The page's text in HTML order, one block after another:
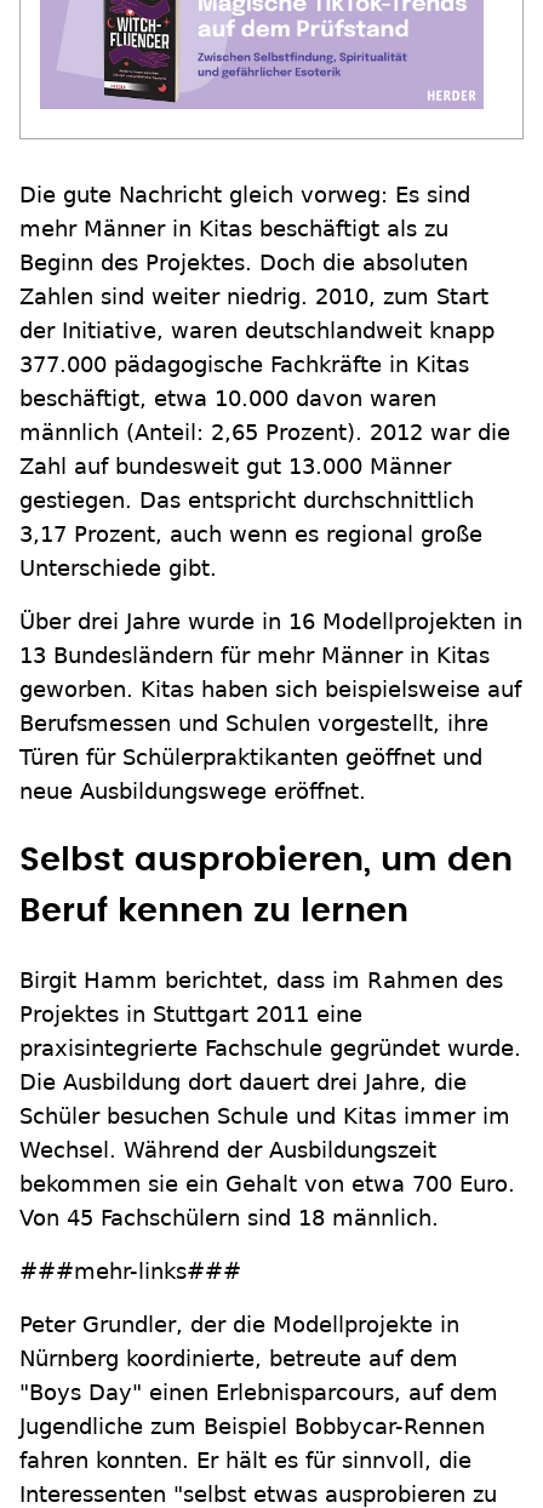
Die gute Nachricht gleich vorweg: Es sind
mehr Männer in Kitas beschäftigt als zu
Beginn des Projektes. Doch die absoluten
Zahlen sind weiter niedrig. 2010, zum Start
der Initiative, waren deutschlandweit knapp
377.000 pädagogische Fachkräfte in Kitas
beschäftigt, etwa 10.000 davon waren
männlich (Anteil: 2,65 Prozent). 2012 war die
Zahl auf bundesweit gut 13.000 Männer
gestiegen. Das entspricht durchschnittlich
3,17 Prozent, auch wenn es regional große
Unterschiede gibt.
Über drei Jahre wurde in 16 Modellprojekten in
13 Bundesländern für mehr Männer in Kitas
geworben. Kitas haben sich beispielsweise auf
Berufsmessen und Schulen vorgestellt, ihre
Türen für Schülerpraktikanten geöffnet und
neue Ausbildungswege eröffnet.
Selbst ausprobieren, um den
Beruf kennen zu lernen
Birgit Hamm berichtet, dass im Rahmen des
Projektes in Stuttgart 2011 eine
praxisintegrierte Fachschule gegründet wurde.
Die Ausbildung dort dauert drei Jahre, die
Schüler besuchen Schule und Kitas immer im
Wechsel. Während der Ausbildungszeit
bekommen sie ein Gehalt von etwa 700 Euro.
Von 45 Fachschülern sind 18 männlich.
###mehr-links###
Peter Grundler, der die Modellprojekte in
Nürnberg koordinierte, betreute auf dem
"Boys Day" einen Erlebnisparcours, auf dem
Jugendliche zum Beispiel Bobbycar-Rennen
fahren konnten. Er hält es für sinnvoll, die
Interessenten "selbst etwas ausprobieren zu